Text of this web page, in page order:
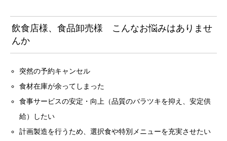
飲食店様、食品卸売様 こんなお悩みはありませ
んか
突然の予約キャンセル
食材在庫が余ってしまった
食事サービスの安定・向上（品質のバラツキを抑え、安定供
給）したい
計画製造を行うため、選択食や特別メニューを充実させたい